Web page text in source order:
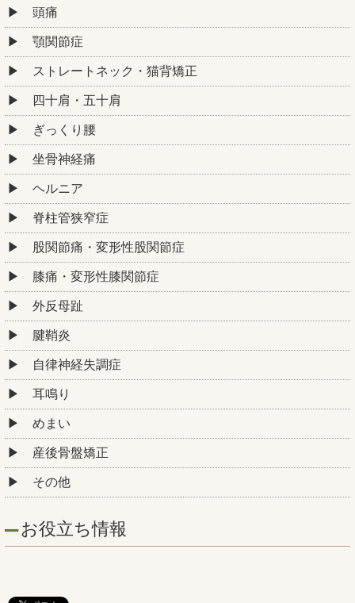
頭痛
顎関節症
ストレートネック・猫背矯正
四十肩・五十肩
ぎっくり腰
坐骨神経痛
ヘルニア
脊柱管狭窄症
股関節痛・変形性股関節症
膝痛・変形性膝関節症
外反母趾
腱鞘炎
自律神経失調症
耳鳴り
めまい
産後骨盤矯正
その他
お役立ち情報